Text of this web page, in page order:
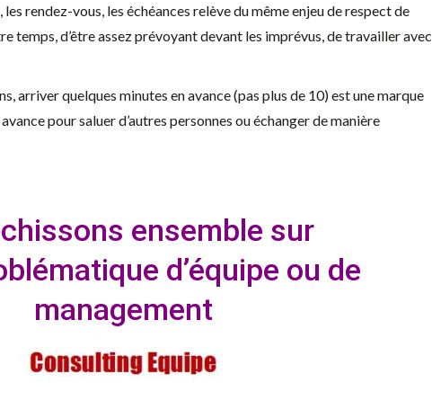
rendez-vous, les échéances relève du même enjeu de respect de
temps, d’être assez prévoyant devant les imprévus, de travailler avec
arriver quelques minutes en avance (pas plus de 10) est une marque
pour saluer d’autres personnes ou échanger de manière
ensemble sur
d’équipe ou de
management